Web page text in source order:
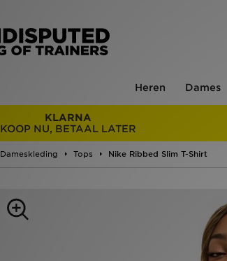
Heren Dames
KLARNA
KOOP NU, BETAAL LATER
Dameskleding Tops Nike Ribbed Slim T-Shirt